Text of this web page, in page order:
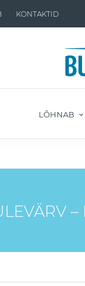
KONTAKTID
LÕHNAB
–